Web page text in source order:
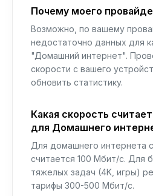
Почему моего
Возможно, по вашему
недостаточно данных для
"Домашний интернет".
скорости с вашего
обновить статистику.
Какая скорость
для Домашнего
Для домашнего интернета
считается 100 Мбит/с. Для
тяжелых задач (4K, игры)
тарифы 300-500 Мбит/с.